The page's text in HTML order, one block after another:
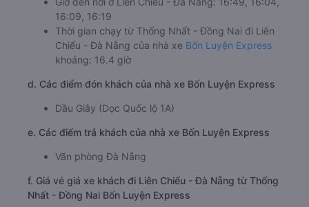
16:09, 16:19
Thời gian chạy từ Thống Nhất - Đồng Nai đi Liên
Chiểu - Đà Nẵng của nhà xe Bốn Luyện Express
khoảng: 16.4 giờ
d. Các điểm đón khách của nhà xe Bốn Luyện Express
Dầu Giây (Dọc Quốc lộ 1A)
e. Các điểm trả khách của nhà xe Bốn Luyện Express
Văn phòng Đà Nẵng
f. Giá vé giá xe khách đi Liên Chiểu - Đà Nẵng từ Thống
Nhất - Đồng Nai Bốn Luyện Express